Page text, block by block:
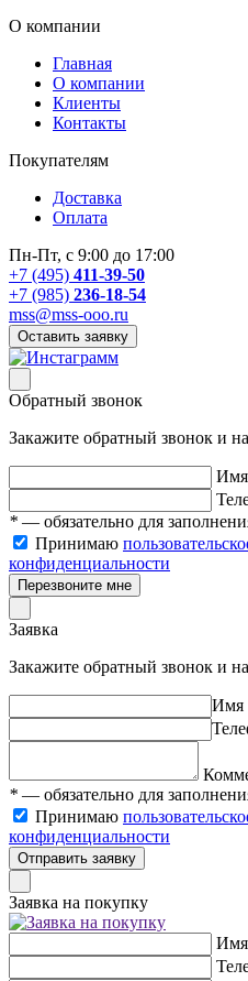
О компании
Главная
О компании
Клиенты
Контакты
Покупателям
Доставка
Оплата
Пн-Пт, с 9:00 до 17:00
+7 (495) 411-39-50
+7 (985) 236-18-54
mss@mss-ooo.ru
Оставить заявку
Обратный звонок
Закажите обратный звонок и
Имя
* — обязательно для
Принимаю
конфиденциальности
Перезвоните мне
Заявка
Закажите обратный звонок и
Имя
* — обязательно для
Принимаю
конфиденциальности
Отправить заявку
Заявка на покупку
Имя